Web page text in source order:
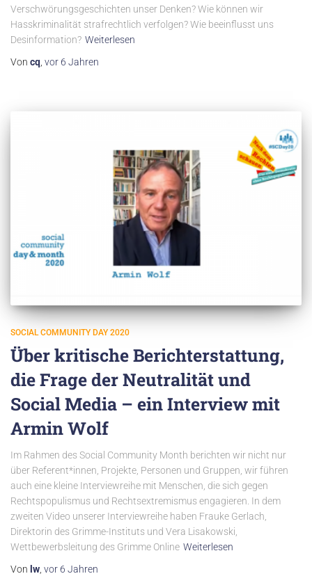
Verschwörungsgeschichten unser Denken? Wie können wir
Hasskriminalität strafrechtlich verfolgen? Wie beeinflusst uns
Desinformation? Weiterlesen
Von cq vor 6 Jahren
SOCIAL COMMUNITY DAY 2020
Über kritische Berichterstattung,
die Frage der Neutralität und
Social Media – ein Interview mit
Armin Wolf
Im Rahmen des Social Community Month berichten wir nicht nur
über Referent*innen, Projekte, Personen und Gruppen, wir führen
auch eine kleine Interviewreihe mit Menschen, die sich gegen
Rechtspopulismus und Rechtsextremismus engagieren. In dem
zweiten Video unserer Interviewreihe haben Frauke Gerlach,
Direktorin des Grimme-Instituts und Vera Lisakowski,
Wettbewerbsleitung des Grimme Online Weiterlesen
Von lw vor 6 Jahren